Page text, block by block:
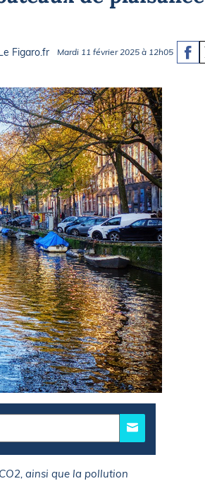
FLASH INFO
Figaro.fr Mardi 11 février 2025 à 12h05
ainsi que la pollution